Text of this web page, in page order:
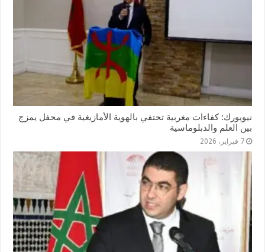
نيويورك: كفاءات مغربية تحتفي بالهوية الأمازيغية في محفل يمزج
بين العلم والدبلوماسية
7 فبراير، 2026